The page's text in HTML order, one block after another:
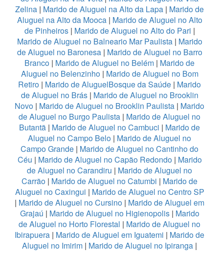
Zelina | Marido de Aluguel na Alto da Lapa | Marido de
Aluguel na Alto da Mooca| Marido de Aluguel no Alto
de Pinheiros| Marido de Aluguel no Alto do Pari |
Marido de Aluguel no Balneario Mar Paulista| Marido
de Aluguel no Baronesa| Marido de Aluguel no Barro
Branco | Marido de Aluguel no Belém | Marido de
Aluguel no Belenzinho| Marido de Aluguel no Bom
Retiro | Marido de AluguelBosque da Saúde | Marido
de Aluguel no Brás| Marido de Aluguel no Brooklin
Novo | Marido de Aluguel no Brooklin Paulista | Marido
de Aluguel no Burgo Paulista | Marido de Aluguel no
Butantã | Marido de Aluguel no Cambuci | Marido de
Aluguel no Campo Belo | Marido de Aluguel no
Campo Grande | Marido de Aluguel no Cantinho do
Céu | Marido de Aluguel no Capão Redondo| Marido
de Aluguel no Carandiru | Marido de Aluguel no
Carrão | Marido de Aluguel no Catumbi | Marido de
Aluguel no Caxingui | Marido de Aluguel no Centro SP
| Marido de Aluguel no Cursino | Marido de Aluguel em
Grajaú | Marido de Aluguel no Higienopolis| Marido
de Aluguel no Horto Florestal | Marido de Aluguel no
Ibirapuera | Marido de Aluguel em Iguatemi | Marido de
Aluguel no Imirim | Marido de Aluguel no Ipiranga |